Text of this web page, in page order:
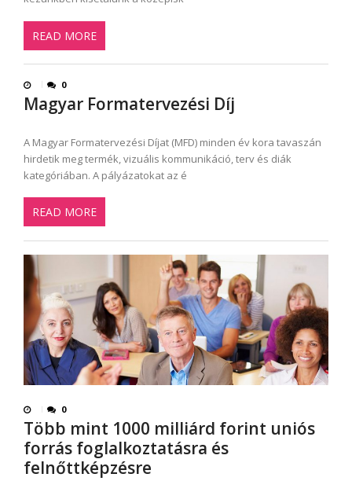
READ MORE
0
Magyar Formatervezési Díj
A Magyar Formatervezési Díjat (MFD) minden év kora tavaszán
hirdetik meg termék, vizuális kommunikáció, terv és diák
kategóriában. A pályázatokat az é
READ MORE
0
Több mint 1000 milliárd forint uniós
forrás foglalkoztatásra és
felnőttképzésre